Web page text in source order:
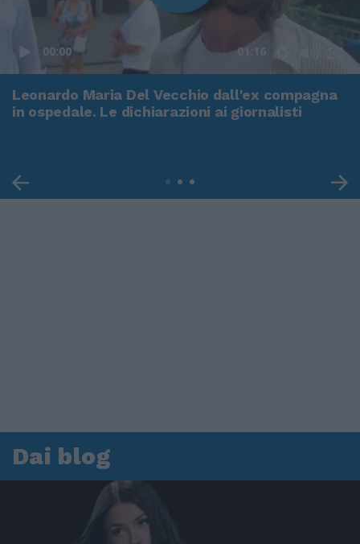
00:00 01:16
Leonardo Maria Del Vecchio dall'ex compagna
in ospedale. Le dichiarazioni ai giornalisti
Dai blog